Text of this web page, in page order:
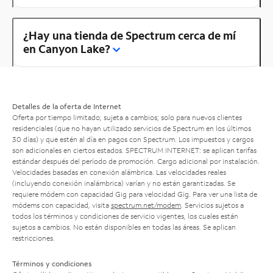
¿Hay una tienda de Spectrum cerca de mí
en Canyon Lake?
Detalles de la oferta de Internet
Oferta por tiempo limitado; sujeta a cambios; solo para nuevos clientes
residenciales (que no hayan utilizado servicios de Spectrum en los últimos
30 días) y que estén al día en pagos con Spectrum. Los impuestos y cargos
son adicionales en ciertos estados. SPECTRUM INTERNET: se aplican tarifas
estándar después del período de promoción. Cargo adicional por instalación.
Velocidades basadas en conexión alámbrica. Las velocidades reales
(incluyendo conexión inalámbrica) varían y no están garantizadas. Se
requiere módem con capacidad Gig para velocidad Gig. Para ver una lista de
módems con capacidad, visita spectrum.net/modem . Servicios sujetos a
todos los términos y condiciones de servicio vigentes, los cuales están
sujetos a cambios. No están disponibles en todas las áreas. Se aplican
restricciones.
Términos y condiciones